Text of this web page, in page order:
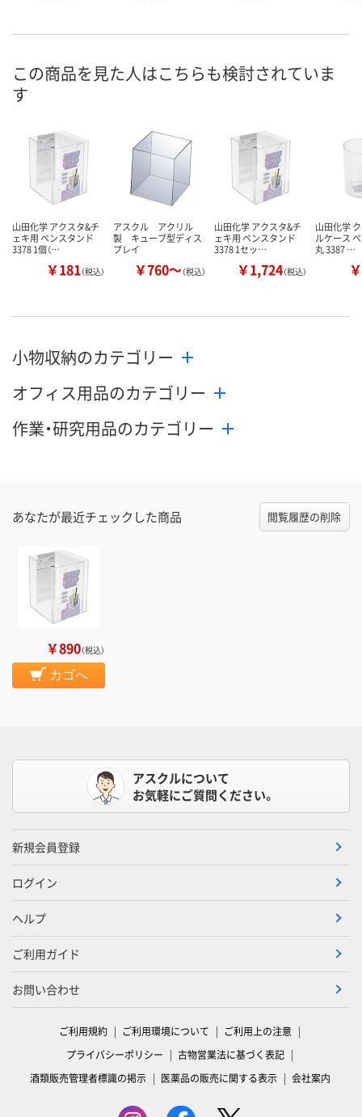
この商品を見た人はこちらも検討されていま
す
山田化学 アクスタ&チ
ェキ用 ペンスタンド
3378 1個（…
￥181（税込）
アスクル アクリル
製 キューブ型ディス
プレイ
￥760～（税込）
山田化学 アクスタ&チ
ェキ用 ペンスタンド
3378 1セッ…
￥1,724（税込）
山田化学
ルケース
丸 3387 …
小物収納のカテゴリー
オフィス用品のカテゴリー
作業・研究用品のカテゴリー
あなたが最近チェックした商品 閲覧履歴の削除
￥890（税込）
カゴへ
アスクルについて
お気軽にご質問ください。
新規会員登録
ログイン
ヘルプ
ご利用ガイド
お問い合わせ
ご利用規約 ご利用環境について
ご利用上の注意
プライバシーポリシー
古物営業法に基づく表記
酒類販売管理者標識の掲示
医薬品の販売に関する表示 会社案内